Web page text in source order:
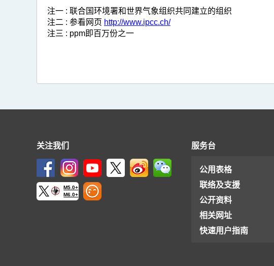
注一 : 联合国环境署和世界气象组织共同建立的组织
注二 : 参看网页 http://www.ipcc.ch/
注三 : ppm即百万份之一
关注我们
M5.0+
M6.0+
服务台
公用表格
联络及支援
公开资料
相关网址
快速用户指南